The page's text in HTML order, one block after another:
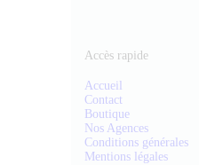
Accès rapide
Accueil
Contact
Boutique
Nos Agences
Conditions générales
Mentions légales